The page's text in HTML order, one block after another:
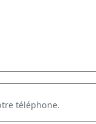
téléphone.